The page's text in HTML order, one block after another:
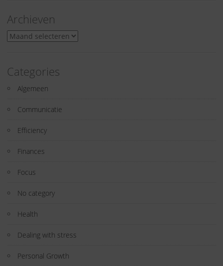
Archieven
Archieven
Categories
Algemeen
Communicatie
Efficiency
Finances
Focus
No category
Health
Dealing with stress
Personal Growth